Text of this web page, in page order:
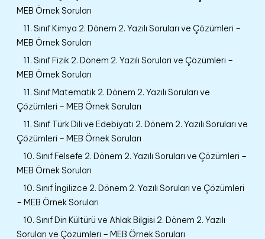
MEB Örnek Soruları
11. Sınıf Kimya 2. Dönem 2. Yazılı Soruları ve Çözümleri –
MEB Örnek Soruları
11. Sınıf Fizik 2. Dönem 2. Yazılı Soruları ve Çözümleri –
MEB Örnek Soruları
11. Sınıf Matematik 2. Dönem 2. Yazılı Soruları ve
Çözümleri – MEB Örnek Soruları
11. Sınıf Türk Dili ve Edebiyatı 2. Dönem 2. Yazılı Soruları ve
Çözümleri – MEB Örnek Soruları
10. Sınıf Felsefe 2. Dönem 2. Yazılı Soruları ve Çözümleri –
MEB Örnek Soruları
10. Sınıf İngilizce 2. Dönem 2. Yazılı Soruları ve Çözümleri
– MEB Örnek Soruları
10. Sınıf Din Kültürü ve Ahlak Bilgisi 2. Dönem 2. Yazılı
Soruları ve Çözümleri – MEB Örnek Soruları